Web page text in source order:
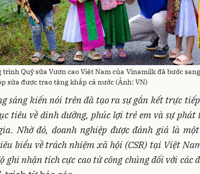
trình Quỹ sữa Vươn cao Việt Nam của Vinamilk đã bước
sữa được trao tặng khắp cả nước (Ảnh: VN)
sáng kiến nói trên đã tạo ra sự gắn kết trực
tiêu về dinh dưỡng, phúc lợi trẻ em và sự
Nhờ đó, doanh nghiệp được đánh giá là
biểu về trách nhiệm xã hội (CSR) tại Việt
ghi nhận tích cực cao từ công chúng đối với các